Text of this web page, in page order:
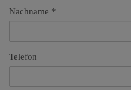
Nachname
Telefon